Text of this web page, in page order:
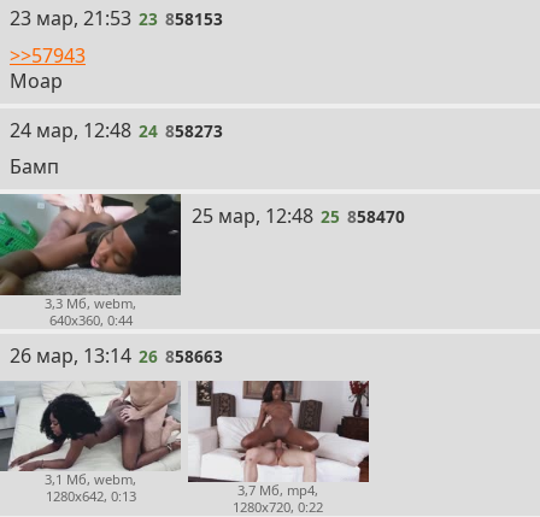
23
23 мар, 21:53 23 858153
>>57943
Моар
24
24 мар, 12:48 24 858273
Бамп
3,3 Мб, webm,
640x360, 0:44
25
25 мар, 12:48 25 858470
26
26 мар, 13:14 26 858663
3,1 Мб, webm,
1280x642, 0:13
3,7 Мб, mp4,
1280x720, 0:22